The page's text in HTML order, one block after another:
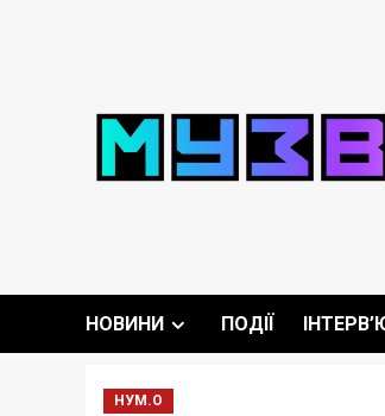
НОВИНИ ПОДІЇ
НУМ.О